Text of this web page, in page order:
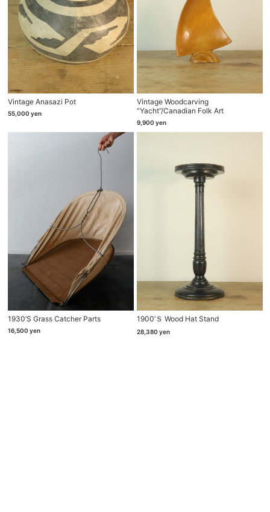
Vintage Anasazi Pot
55,000 yen
Vintage Woodcarving
“yacht”/canadian Folk Art
9,900 yen
1930’s Grass Catcher Parts
16,500 yen
1900’ｓ Wood Hat Stand
28,380 yen